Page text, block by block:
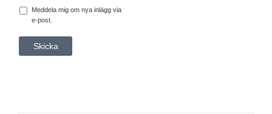
Meddela mig om nya inlägg via
e-post.